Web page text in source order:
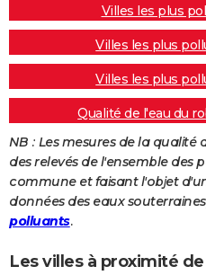
Villes les plus
Villes les plus
Villes les plus
Qualité de l'eau du
NB : Les mesures de la qualité
des relevés de l'ensemble des
commune et faisant l'objet
données des eaux
polluants.
Les villes à proximité